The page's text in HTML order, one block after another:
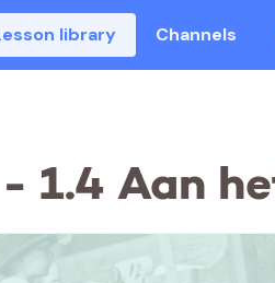
library Channels
1.4 Aan